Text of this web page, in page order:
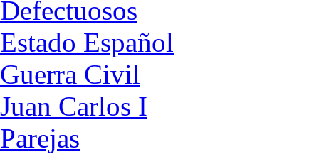
Defectuosos
Estado Español
Guerra Civil
Juan Carlos I
Parejas